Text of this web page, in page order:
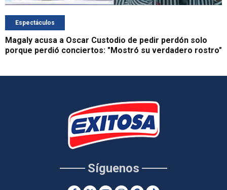
Espectáculos
Magaly acusa a Oscar Custodio de pedir perdón solo
porque perdió conciertos: "Mostró su verdadero rostro"
Síguenos